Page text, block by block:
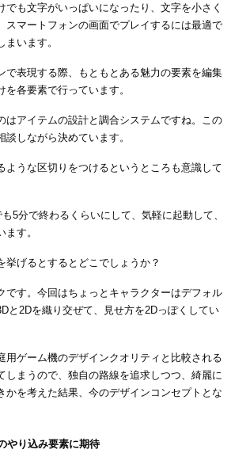
でも文字がいっぱいになったり、文字を小さく
スマートフォンの画面でプレイするには最適で
います。
で表現する際、もともとある魅力の要素を編集
各要素で行っています。
はアイテムの設計と調合システムですね。この
しながら決めています。
ような区切りをつけるというところも意識して
5分で終わるくらいにして、気軽に起動して、
す。
げるとするとどこでしょうか？
です。今回はちょっとキャラクターはデフォル
と2Dを織り交ぜて、見せ方を2Dっぽくしてい
用ゲーム機のデザインクオリティと比較される
しまうので、独自の路線を追求しつつ、綺麗に
かを考えた結果、今のデザインコンセプトとな
やり込み要素に期待